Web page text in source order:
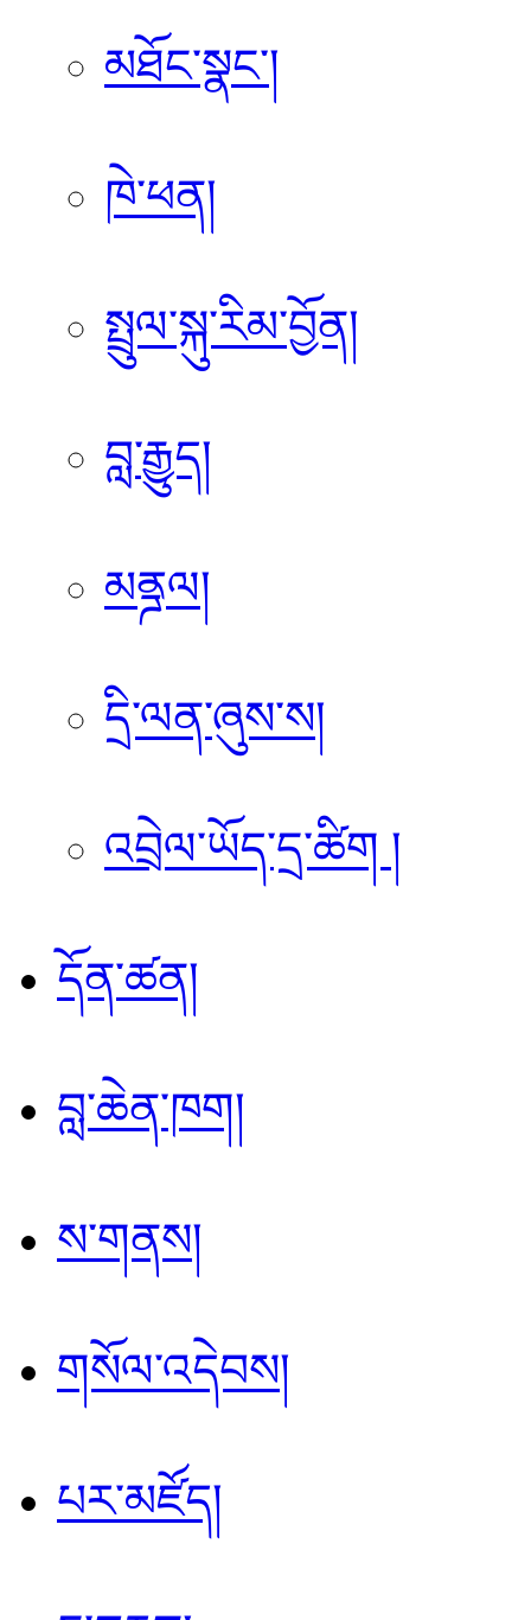
མཐོང་སྣང་།
ཁེ་ཕན།
སྤྲུལ་སྐུ་རིམ་བྱོན།
བླ་རྒྱུད།
མནྜལ།
དྲི་ལན་ཞུས་ས།
འབྲེལ་ཡོད་དྲ་ཚིག །
དོན་ཚན།
བླ་ཆེན་ཁག།
ས་གནས།
གསོལ་འདེབས།
པར་མཛོད།